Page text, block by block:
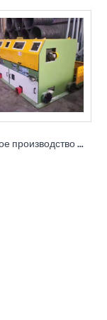
Сборочное производство волочильных станов